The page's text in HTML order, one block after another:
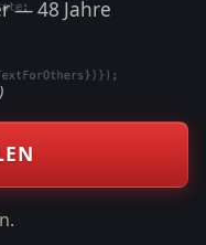
— 48 Jahre